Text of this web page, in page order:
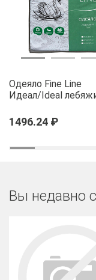
Одеяло Fine Line
Идеал/Ideal
1496.24 ₽
Вы недавно